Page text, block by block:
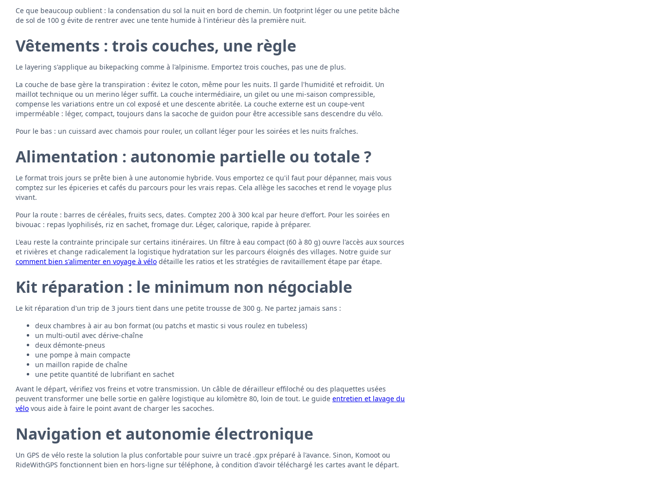
Ce que beaucoup oublient : la condensation du sol la nuit en bord de chemin. Un footprint léger ou une petite bâche
de sol de 100 g évite de rentrer avec une tente humide à l'intérieur dès la première nuit.
Vêtements : trois couches, une règle
Le layering s'applique au bikepacking comme à l'alpinisme. Emportez trois couches, pas une de plus.
La couche de base gère la transpiration : évitez le coton, même pour les nuits. Il garde l'humidité et refroidit. Un
maillot technique ou un merino léger suffit. La couche intermédiaire, un gilet ou une mi-saison compressible,
compense les variations entre un col exposé et une descente abritée. La couche externe est un coupe-vent
imperméable : léger, compact, toujours dans la sacoche de guidon pour être accessible sans descendre du vélo.
Pour le bas : un cuissard avec chamois pour rouler, un collant léger pour les soirées et les nuits fraîches.
Alimentation : autonomie partielle ou totale ?
Le format trois jours se prête bien à une autonomie hybride. Vous emportez ce qu'il faut pour dépanner, mais vous
comptez sur les épiceries et cafés du parcours pour les vrais repas. Cela allège les sacoches et rend le voyage plus
vivant.
Pour la route : barres de céréales, fruits secs, dates. Comptez 200 à 300 kcal par heure d'effort. Pour les soirées en
bivouac : repas lyophilisés, riz en sachet, fromage dur. Léger, calorique, rapide à préparer.
L'eau reste la contrainte principale sur certains itinéraires. Un filtre à eau compact (60 à 80 g) ouvre l'accès aux sources
et rivières et change radicalement la logistique hydratation sur les parcours éloignés des villages. Notre guide sur
comment bien s'alimenter en voyage à vélo détaille les ratios et les stratégies de ravitaillement étape par étape.
Kit réparation : le minimum non négociable
Le kit réparation d'un trip de 3 jours tient dans une petite trousse de 300 g. Ne partez jamais sans :
deux chambres à air au bon format (ou patchs et mastic si vous roulez en tubeless)
un multi-outil avec dérive-chaîne
deux démonte-pneus
une pompe à main compacte
un maillon rapide de chaîne
une petite quantité de lubrifiant en sachet
Avant le départ, vérifiez vos freins et votre transmission. Un câble de dérailleur effiloché ou des plaquettes usées
peuvent transformer une belle sortie en galère logistique au kilomètre 80, loin de tout. Le guide entretien et lavage du
vélo vous aide à faire le point avant de charger les sacoches.
Navigation et autonomie électronique
Un GPS de vélo reste la solution la plus confortable pour suivre un tracé .gpx préparé à l'avance. Sinon, Komoot ou
RideWithGPS fonctionnent bien en hors-ligne sur téléphone, à condition d'avoir téléchargé les cartes avant le départ.